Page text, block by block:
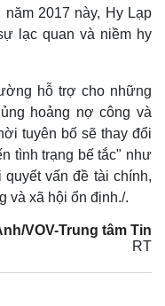
năm 2017 này, Hy Lạp
lạc quan và niềm hy
hỗ trợ cho những
hoảng nợ công và
tuyên bố sẽ thay đổi
tình trạng bế tắc" như
vấn đề tài chính,
và xã hội ổn định./.
VOV-Trung tâm Tin
RT